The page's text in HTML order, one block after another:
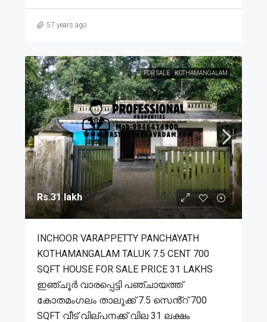
57 years ago
FOR SALE KOTHAMANGALAM
Rs.31 lakh
INCHOOR VARAPPETTY PANCHAYATH
KOTHAMANGALAM TALUK 7.5 CENT 700
SQFT HOUSE FOR SALE PRICE 31 LAKHS
ഇഞ്ചൂർ വാരപ്പെട്ടി പഞ്ചായത്ത്
കോതമംഗലം താലൂക്ക് 7.5 സെൻ്റ് 700
SQFT വീട് വില്പനക്ക് വില 31 ലക്ഷം